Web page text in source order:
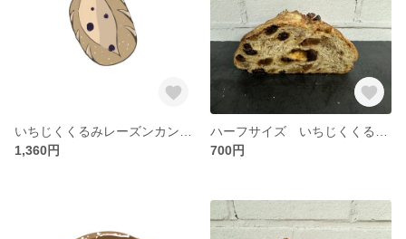
1,360円
700円